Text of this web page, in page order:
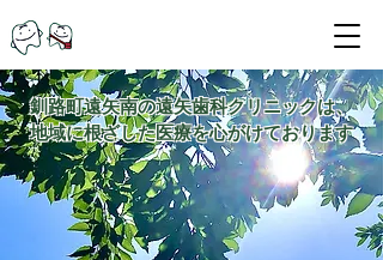
釧路町遠矢南の遠矢歯科クリニックは、
地域に根ざした医療を心がけております